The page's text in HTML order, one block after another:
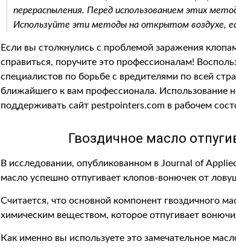
перераспыления. Перед использованием этих
Используйте эти методы на открытом воздухе,
Если вы столкнулись с проблемой заражения
справиться, поручите это профессионалам!
специалистов по борьбе с вредителями по всей
ближайшего к вам профессионала. Использование
поддерживать сайт pestpointers.com в рабочем
Гвоздичное масло
В исследовании, опубликованном в Journal of
масло успешно отпугивает клопов-вонючек от
Считается, что основной компонент гвоздичного
химическим веществом, которое отпугивает
Как именно вы используете это замечательное